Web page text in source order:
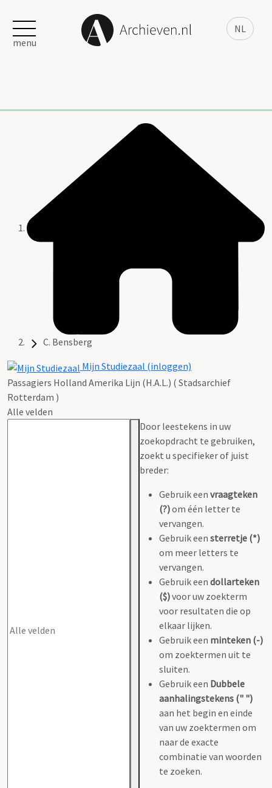
NL
menu
C. Bensberg
Mijn Studiezaal (inloggen)
Passagiers Holland Amerika Lijn (H.A.L.) ( Stadsarchief
Rotterdam )
Alle velden
Door leestekens in uw
zoekopdracht te gebruiken,
zoekt u specifieker of juist
breder:
Gebruik een vraagteken
(?)om één letter te
vervangen.
Gebruik een sterretje (*)
om meer letters te
vervangen.
Gebruik een dollarteken
($)voor uw zoekterm
voor resultaten die op
elkaar lijken.
Gebruik een minteken (-)
om zoektermen uit te
sluiten.
Gebruik een Dubbele
aanhalingstekens (" ")
aan het begin en einde
van uw zoektermen om
naar de exacte
combinatie van woorden
te zoeken.